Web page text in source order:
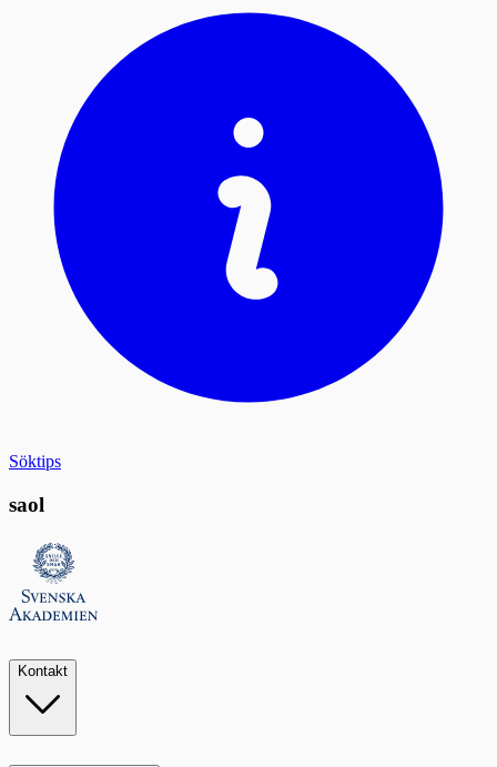
Söktips
saol
Kontakt